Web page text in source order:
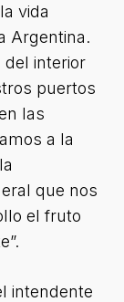
vida
Argentina.
del interior
puertos
las
a la
que nos
el fruto
intendente